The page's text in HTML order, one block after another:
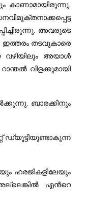
കാണാമായിരുന്നു.
അവരുടെ
ഇത്തരം തടവുകാരെ
വഴിയിലും അയാള്‍
വിളക്കുമായി
ബാരക്കിനും
ഡ്യൂട്ടിയുണ്ടാകുന്ന
ഹരജികളിലേയും
അല്ലെങ്കില്‍ എന്‍റെ